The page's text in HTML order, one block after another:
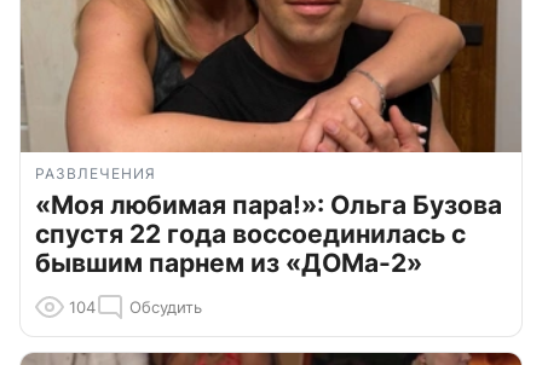
РАЗВЛЕЧЕНИЯ
«Моя любимая пара!»: Ольга Бузова
спустя 22 года воссоединилась с
бывшим парнем из «ДОМа-2»
104 Обсудить